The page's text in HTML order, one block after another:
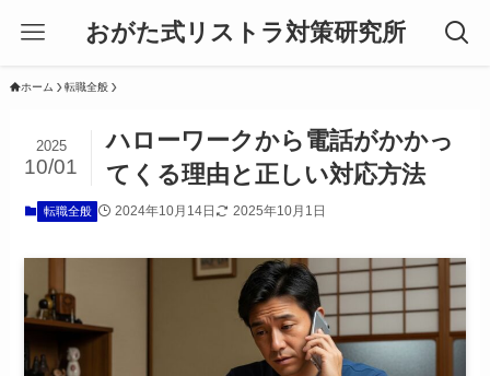
おがた式リストラ対策研究所
ホーム 転職全般
ハローワークから電話がかかっ
てくる理由と正しい対応方法
2025
10/01
転職全般 2024年10月14日 2025年10月1日